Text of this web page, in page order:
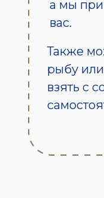
а мы
вас.
Также
рыбу
взять с